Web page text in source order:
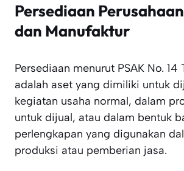
Persediaan
dan Manufaktur
Persediaan menurut PSAK No. 14
adalah aset yang dimiliki untuk
kegiatan usaha normal, dalam
untuk dijual, atau dalam bentuk
perlengkapan yang digunakan
produksi atau pemberian jasa.